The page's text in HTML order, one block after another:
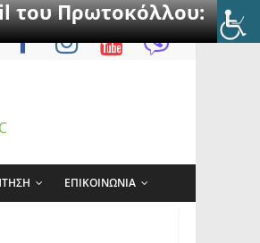
του Πρωτοκόλλου:
ΕΠΙΚΟΙΝΩΝΙΑ